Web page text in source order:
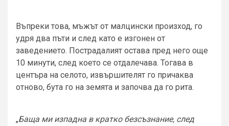
Въпреки това, мъжът от малцински произход, го
удря два пъти и след като е изгонен от
заведението. Пострадалият остава пред него още
10 минути, след което се отдалечава. Тогава в
центъра на селото, извършителят го причаква
отново, бута го на земята и започва да го рита.
„Баща ми изпадна в кратко безсъзнание, след